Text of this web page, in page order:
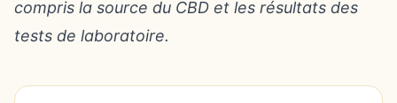
compris la source du CBD et les résultats des
tests de laboratoire.